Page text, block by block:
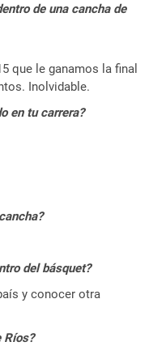
de una cancha de
que le ganamos la final
Inolvidable.
en tu carrera?
del básquet?
y conocer otra
Ríos?